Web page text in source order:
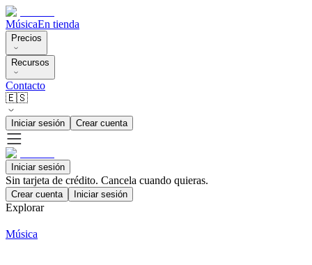
MúsicaEn tienda
Precios
Recursos
Contacto
🇪🇸
Iniciar sesión Crear cuenta
Iniciar sesión
Sin tarjeta de crédito. Cancela cuando quieras.
Crear cuenta Iniciar sesión
Explorar
Música